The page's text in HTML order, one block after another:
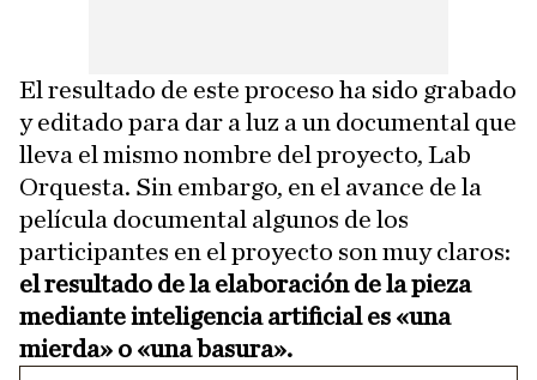
El resultado de este proceso ha sido grabado
y editado para dar a luz a un documental que
lleva el mismo nombre del proyecto, Lab
Orquesta. Sin embargo, en el avance de la
película documental algunos de los
participantes en el proyecto son muy claros:
el resultado de la elaboración de la pieza
mediante inteligencia artificial es «una
mierda» o «una basura».